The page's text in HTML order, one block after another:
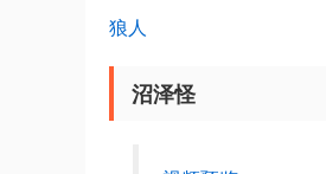
狼人
沼泽怪